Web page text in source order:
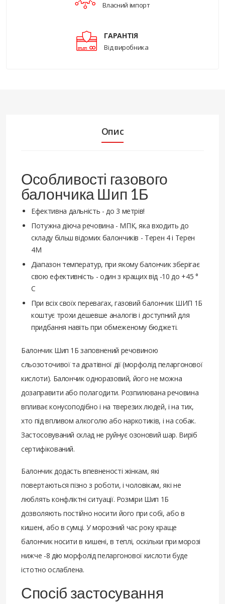
Власний імпорт
ГАРАНТІЯ
Від виробника
Опис
Особливості газового
балончика Шип 1Б
Ефективна дальність - до 3 метрів!
Потужна діюча речовина - МПК, яка входить до
складу більш відомих балончиків - Терен 4 і Терен
4М
Діапазон температур, при якому балончик зберігає
свою ефективність - один з кращих від -10 до +45 °
С
При всіх своїх перевагах, газовий балончик ШИП 1Б
коштує трохи дешевше аналогів і доступний для
придбання навіть при обмеженому бюджеті.
Балончик Шип 1Б заповнений речовиною
сльозоточивої та дратівної дії (морфолід пеларгонової
кислоти). Балончик одноразовий, його не можна
дозаправити або полагодити. Розпилювана речовина
впливає конусоподібно і на тверезих людей, і на тих,
хто під впливом алкоголю або наркотиків, і на собак.
Застосовуваний склад не руйнує озоновий шар. Виріб
сертифікований.
Балончик додасть впевненості жінкам, які
повертаються пізно з роботи, і чоловікам, які не
люблять конфліктні ситуації. Розміри Шип 1Б
дозволяють постійно носити його при собі, або в
кишені, або в сумці. У морозний час року краще
балончик носити в кишені, в теплі, оскільки при морозі
нижче -8 дію морфолід пеларгонової кислоти буде
істотно ослаблена.
Спосіб застосування